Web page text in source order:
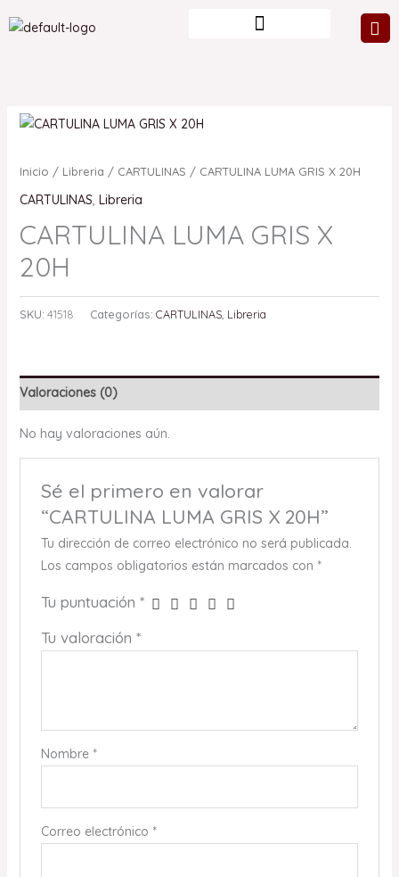
al
Inicio / Libreria / CARTULINAS / CARTULINA LUMA GRIS X 20H
CARTULINAS, Libreria
CARTULINA LUMA GRIS X
20H
SKU: 41518 Categorías: CARTULINAS, Libreria
Valoraciones (0)
No hay valoraciones aún.
Sé el primero en valorar
“CARTULINA LUMA GRIS X 20H”
Tu dirección de correo electrónico no será publicada.
Los campos obligatorios están marcados con *
Tu puntuación *
Tu valoración *
Nombre *
Correo electrónico *